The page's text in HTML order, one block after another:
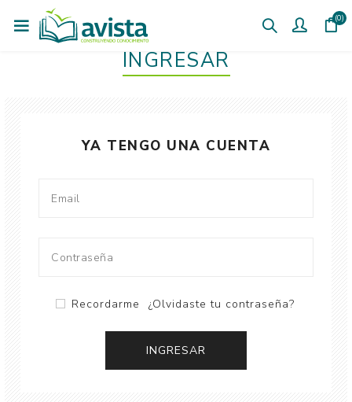
(0)
INGRESAR
YA TENGO UNA CUENTA
Recordarme ¿Olvidaste tu contraseña?